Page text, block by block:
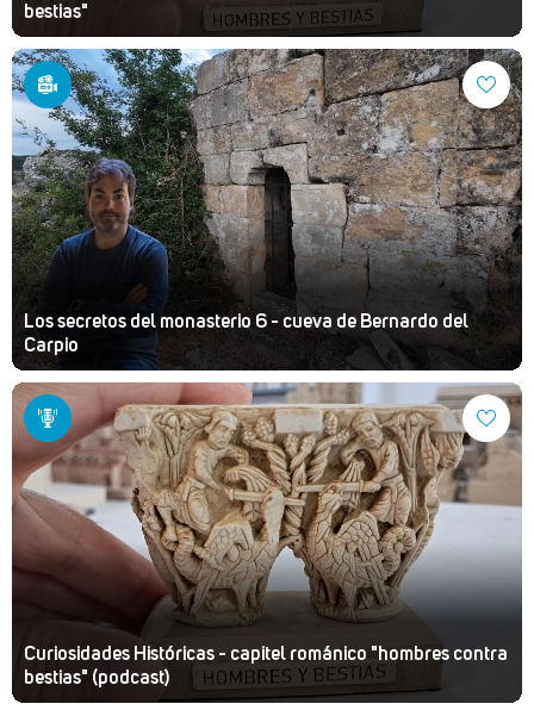
bestias"
Los secretos del monasterio 6 - cueva de Bernardo del
Carpio
Curiosidades Históricas - capitel románico "hombres contra
bestias" (podcast)